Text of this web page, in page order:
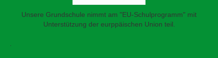
Unsere Grundschule nimmt am "EU-Schulprogramm" mit
Unterstützung der eurppäischen Union teil.